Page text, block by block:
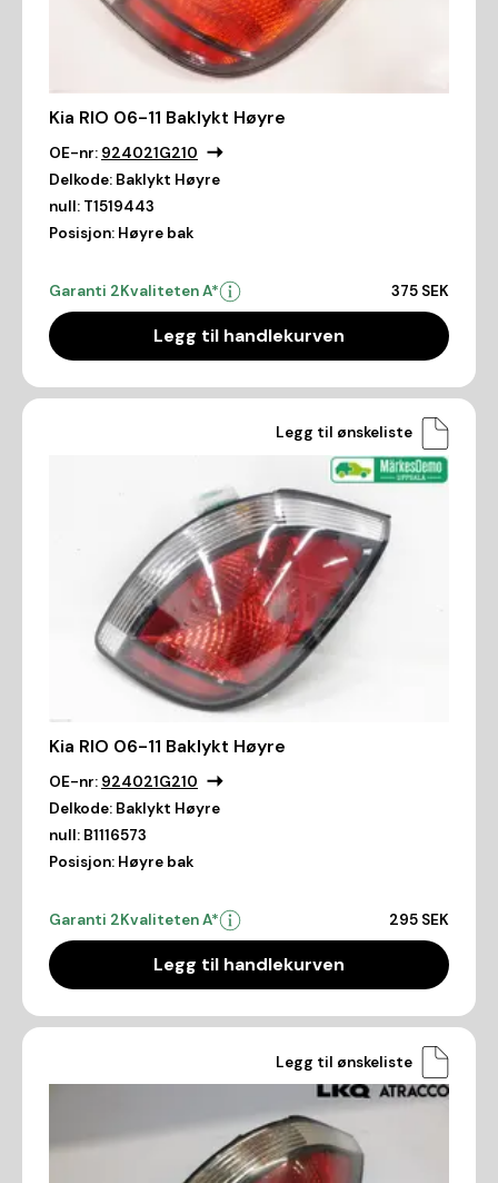
Kia RIO 06-11 Baklykt Høyre
OE-nr: 924021G210
Delkode: Baklykt Høyre
null: T1519443
Posisjon: Høyre bak
Garanti 2Kvaliteten A* 375 SEK
Legg til handlekurven
Legg til ønskeliste
Kia RIO 06-11 Baklykt Høyre
OE-nr: 924021G210
Delkode: Baklykt Høyre
null: B1116573
Posisjon: Høyre bak
Garanti 2Kvaliteten A* 295 SEK
Legg til handlekurven
Legg til ønskeliste